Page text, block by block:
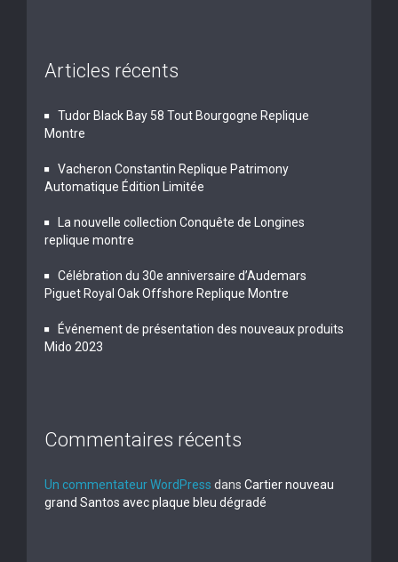
Articles récents
Tudor Black Bay 58 Tout Bourgogne Replique
Montre
Vacheron Constantin Replique Patrimony
Automatique Édition Limitée
La nouvelle collection Conquête de Longines
replique montre
Célébration du 30e anniversaire d’Audemars
Piguet Royal Oak Offshore Replique Montre
Événement de présentation des nouveaux produits
Mido 2023
Commentaires récents
Un commentateur WordPress dans Cartier nouveau
grand Santos avec plaque bleu dégradé